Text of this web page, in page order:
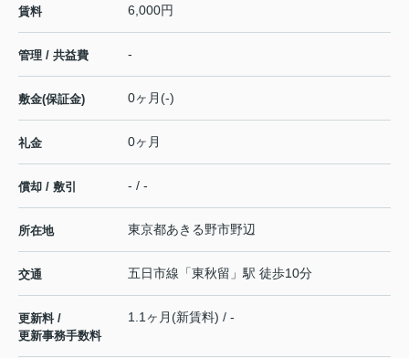
賃料 6,000円
管理 / 共益費 -
敷金(保証金) 0ヶ月(-)
礼金 0ヶ月
償却 / 敷引 - / -
所在地 東京都あきる野市野辺
交通 五日市線 「東秋留 」駅 徒歩10分
更新料 /
更新事務手数料
1.1ヶ月(新賃料) / -